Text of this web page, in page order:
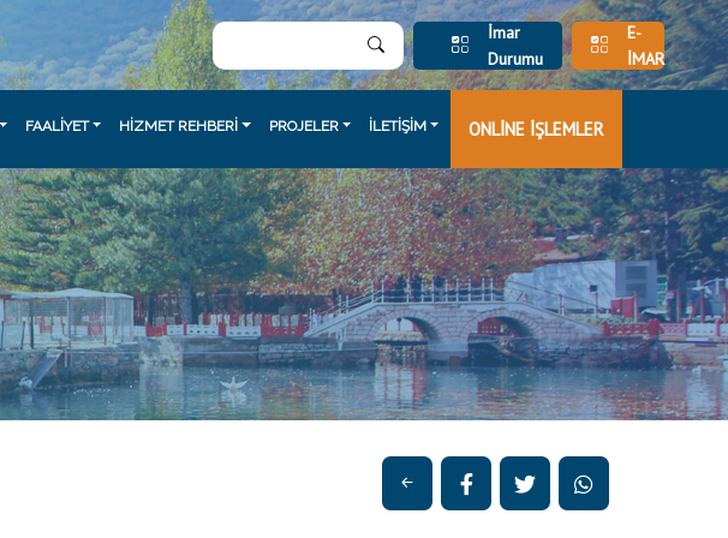
İmar
Durumu
E-
İMAR
FAALİYET HİZMET REHBERİ PROJELER İLETİŞİM ONLİNE İŞLEMLER